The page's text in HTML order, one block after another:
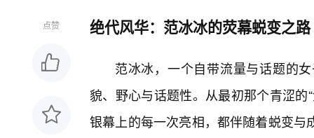
点赞 绝代风华：范冰冰的荧幕蜕变之路
范冰冰，一个自带流量与话题的
貌、野心与话题性。从最初那个青涩
银幕上的每一次亮相，都伴随着蜕变